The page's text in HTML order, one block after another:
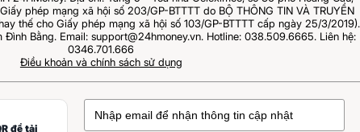
phép mạng xã hội số 203/GP-BTTTT do BỘ THÔNG TIN VÀ TRUYỀN
thế cho Giấy phép mạng xã hội số 103/GP-BTTTT cấp ngày 25/3/2019).
Đình Bằng. Email: support@24hmoney.vn. Hotline: 038.509.6665. Liên hệ:
0346.701.666
Điều khoản và chính sách sử dụng
để tải